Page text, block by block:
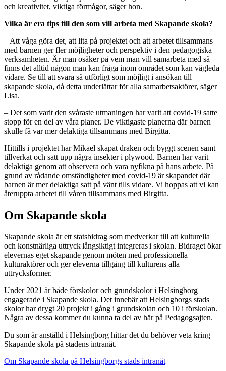
och kreativitet, viktiga förmågor, säger hon.
Vilka är era tips till den som vill arbeta med Skapande skola?
– Att våga göra det, att lita på projektet och att arbetet tillsammans
med barnen ger fler möjligheter och perspektiv i den pedagogiska
verksamheten. Är man osäker på vem man vill samarbeta med så
finns det alltid någon man kan fråga inom området som kan vägleda
vidare. Se till att svara så utförligt som möjligt i ansökan till
skapande skola, då detta underlättar för alla samarbetsaktörer, säger
Lisa.
– Det som varit den svåraste utmaningen har varit att covid-19 satte
stopp för en del av våra planer. De viktigaste planerna där barnen
skulle få var mer delaktiga tillsammans med Birgitta.
Hittills i projektet har Mikael skapat draken och byggt scenen samt
tillverkat och satt upp några insekter i plywood. Barnen har varit
delaktiga genom att observera och vara nyfikna på hans arbete. På
grund av rådande omständigheter med covid-19 är skapandet där
barnen är mer delaktiga satt på vänt tills vidare. Vi hoppas att vi kan
återuppta arbetet till våren tillsammans med Birgitta.
Om Skapande skola
Skapande skola är ett statsbidrag som medverkar till att kulturella
och konstnärliga uttryck långsiktigt integreras i skolan. Bidraget ökar
elevernas eget skapande genom möten med professionella
kulturaktörer och ger eleverna tillgång till kulturens alla
uttrycksformer.
Under 2021 är både förskolor och grundskolor i Helsingborg
engagerade i Skapande skola. Det innebär att Helsingborgs stads
skolor har drygt 20 projekt i gång i grundskolan och 10 i förskolan.
Några av dessa kommer du kunna ta del av här på Pedagogsajten.
Du som är anställd i Helsingborg hittar det du behöver veta kring
Skapande skola på stadens intranät.
Om Skapande skola på Helsingborgs stads intranät